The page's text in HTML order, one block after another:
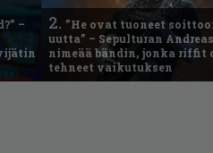
–
2. ”He ovat tuoneet
uutta” – Sepulturan
nimeää bändin, jonka riffit
tehneet vaikutuksen